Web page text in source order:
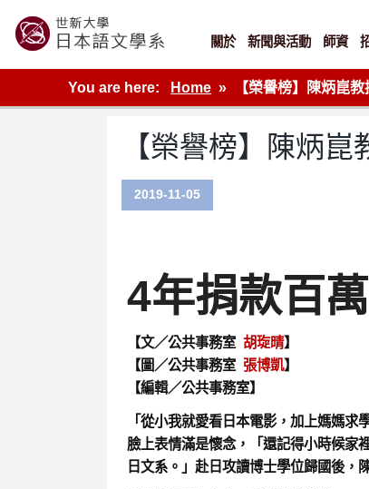
content
世新大學教學單位的網站
關於 新聞與活動 師資
You are here: Home 【榮譽榜】陳炳崑
【榮譽榜】陳炳
2019-11-05
4年捐款百
【文／公共事務室 胡琁晴】
【圖／公共事務室 張博凱】
【編輯／公共事務室】
「從小我就愛看日本電影，加上媽媽
臉上表情滿是懷念，「還記得小時候家
日文系。」赴日攻讀博士學位歸國後，